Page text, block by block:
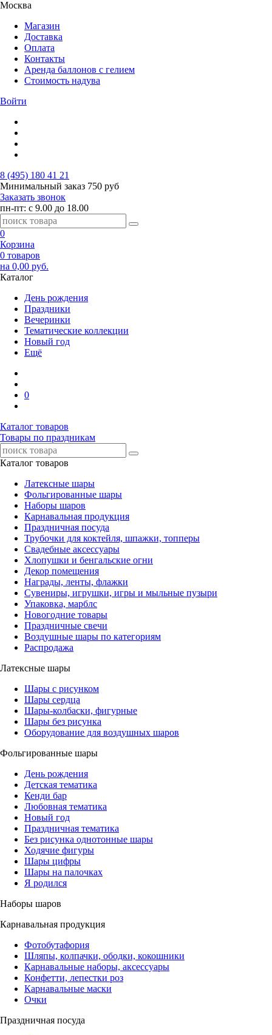
Москва
Магазин
Доставка
Оплата
Контакты
Аренда баллонов с гелием
Стоимость надува
Войти
8 (495) 180 41 21
Минимальный заказ 750 руб
Заказать звонок
пн-пт: с 9.00 до 18.00
0
Корзина
0 товаров
на 0,00 руб.
Каталог
День рождения
Праздники
Вечеринки
Тематические коллекции
Новый год
Ещё
0
Каталог товаров
Товары по праздникам
Каталог товаров
Латексные шары
Фольгированные шары
Наборы шаров
Карнавальная продукция
Праздничная посуда
Трубочки для коктейля, шпажки, топперы
Свадебные аксессуары
Хлопушки и бенгальские огни
Декор помещения
Награды, ленты, флажки
Сувениры, игрушки, игры и мыльные пузыри
Упаковка, марблс
Новогодние товары
Праздничные свечи
Воздушные шары по категориям
Распродажа
Латексные шары
Шары с рисунком
Шары сердца
Шары-колбаски, фигурные
Шары без рисунка
Оборудование для воздушных шаров
Фольгированные шары
День рождения
Детская тематика
Кенди бар
Любовная тематика
Новый год
Праздничная тематика
Без рисунка однотонные шары
Ходячие фигуры
Шары цифры
Шары на палочках
Я родился
Наборы шаров
Карнавальная продукция
Фотобутафория
Шляпы, колпачки, ободки, кокошники
Карнавальные наборы, аксессуары
Конфетти, лепестки роз
Карнавальные маски
Очки
Праздничная посуда